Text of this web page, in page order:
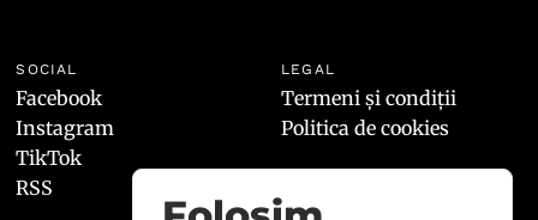
SOCIAL
Facebook
Instagram
TikTok
RSS
LEGAL
Termeni și condiții
Politica de cookies